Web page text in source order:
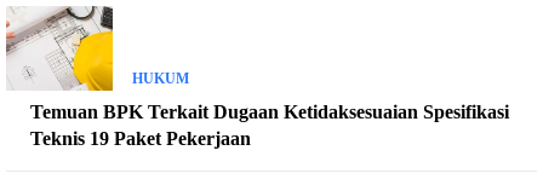
HUKUM
Temuan BPK Terkait Dugaan Ketidaksesuaian Spesifikasi
Teknis 19 Paket Pekerjaan